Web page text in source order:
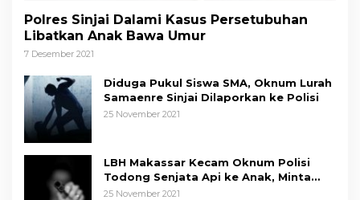
Polres Sinjai Dalami Kasus Persetubuhan
Libatkan Anak Bawa Umur
7 Desember 2021
Diduga Pukul Siswa SMA, Oknum Lurah
Samaenre Sinjai Dilaporkan ke Polisi
25 November 2021
LBH Makassar Kecam Oknum Polisi
Todong Senjata Api ke Anak, Minta
Kapolda Sulsel Tindak Tegas
25 November 2021